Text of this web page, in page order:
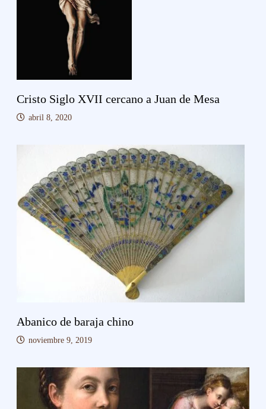
Cristo Siglo XVII cercano a Juan de Mesa
abril 8, 2020
Abanico de baraja chino
noviembre 9, 2019